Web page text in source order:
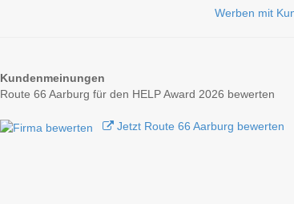
Werben mit
Kundenmeinungen
Route 66 Aarburg für den HELP Award 2026 bewerten
Jetzt Route 66 Aarburg bewerten